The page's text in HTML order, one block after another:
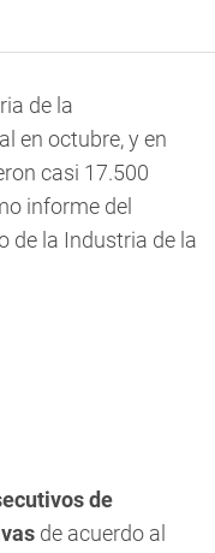
de la
en octubre, y en
casi 17.500
informe del
de la Industria de la
de
de acuerdo al